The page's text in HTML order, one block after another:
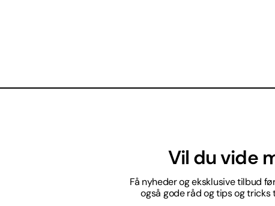
Vil du vide
Få nyheder og eksklusive tilbud
også gode råd og tips og tricks